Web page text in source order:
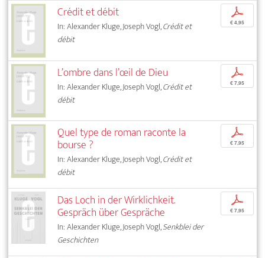
Crédit et débit
In: Alexander Kluge, Joseph Vogl,Crédit et
débit
p
€ 4,95
L’ombre dans l’œil de Dieu
In: Alexander Kluge, Joseph Vogl,Crédit et
débit
p
€ 7,95
Quel type de roman raconte la
bourse ?
In: Alexander Kluge, Joseph Vogl,Crédit et
débit
p
€ 7,95
Das Loch in der Wirklichkeit.
Gespräch über Gespräche
In: Alexander Kluge, Joseph Vogl,Senkblei der
Geschichten
p
€ 7,95